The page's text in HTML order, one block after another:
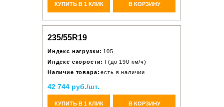
КУПИТЬ В 1 КЛИК В КОРЗИНУ
235/55R19
Индекс нагрузки: 105
Индекс скорости: T(до 190 км/ч)
Наличие товара: есть в наличии
42 744 руб./шт.
КУПИТЬ В 1 КЛИК В КОРЗИНУ